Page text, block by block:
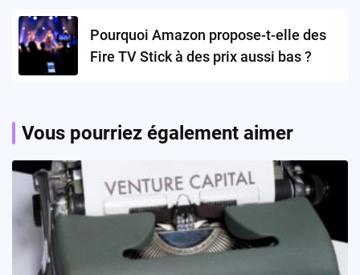
Pourquoi Amazon propose-t-elle des
Fire TV Stick à des prix aussi bas ?
Vous pourriez également aimer